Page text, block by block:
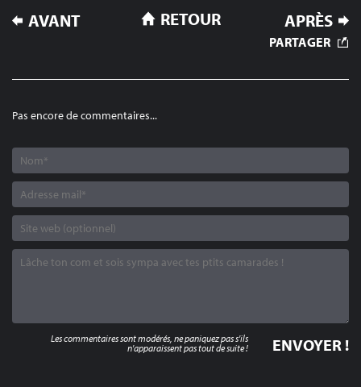
NAVIGATION
DE
AVANT APRÈS
RETOUR
PARTAGER
Pas encore de commentaires...
Les commentaires sont modérés, ne paniquez pas s'ils
n'apparaissent pas tout de suite !